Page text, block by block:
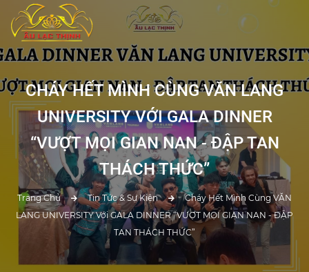
CHÁY HẾT MÌNH CÙNG VĂN LANG
UNIVERSITY VỚI GALA DINNER
“VƯỢT MỌI GIAN NAN - ĐẬP TAN
THÁCH THỨC”
Trang Chủ Tin Tức & Sự Kiện
Cháy Hết Mình Cùng VĂN
LANG UNIVERSITY Với GALA DINNER “VƯỢT MỌI GIAN NAN - ĐẬP
TAN THÁCH THỨC”